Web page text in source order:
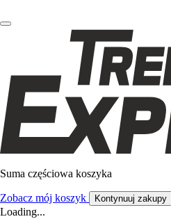
Suma częściowa koszyka
Zobacz mój koszyk Kontynuuj zakupy
Loading...